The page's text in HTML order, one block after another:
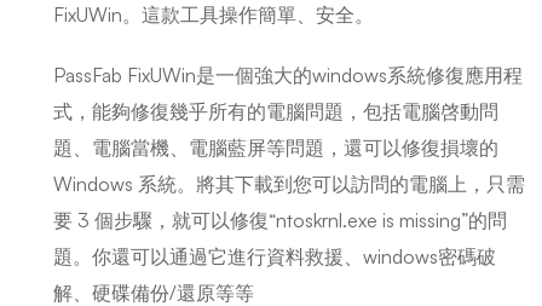
FixUWin。這款工具操作簡單、安全。
PassFab FixUWin是一個強大的windows系統修復應用程
式，能夠修復幾乎所有的電腦問題，包括電腦啓動問
題、電腦當機、電腦藍屏等問題，還可以修復損壞的
Windows 系統。將其下載到您可以訪問的電腦上，只需
要 3 個步驟，就可以修復“ntoskrnl.exe is missing”的問
題。你還可以通過它進行資料救援、windows密碼破
解、硬碟備份/還原等等